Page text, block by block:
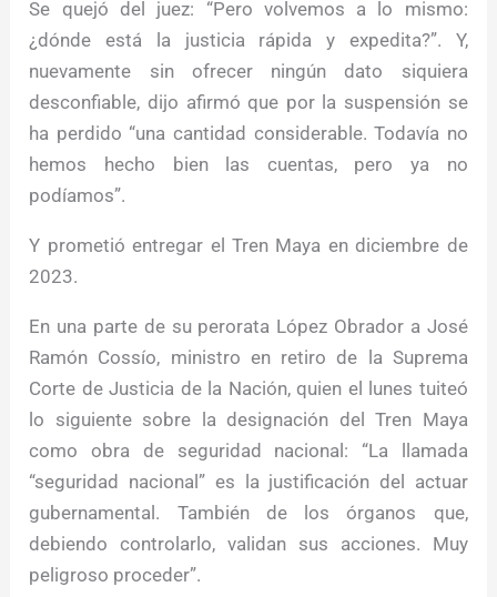
Se quejó del juez: “Pero volvemos a lo mismo:
¿dónde está la justicia rápida y expedita?”. Y,
nuevamente sin ofrecer ningún dato siquiera
desconfiable, dijo afirmó que por la suspensión se
ha perdido “una cantidad considerable. Todavía no
hemos hecho bien las cuentas, pero ya no
podíamos”.
Y prometió entregar el Tren Maya en diciembre de
2023.
En una parte de su perorata López Obrador a José
Ramón Cossío, ministro en retiro de la Suprema
Corte de Justicia de la Nación, quien el lunes tuiteó
lo siguiente sobre la designación del Tren Maya
como obra de seguridad nacional: “La llamada
“seguridad nacional” es la justificación del actuar
gubernamental. También de los órganos que,
debiendo controlarlo, validan sus acciones. Muy
peligroso proceder”.